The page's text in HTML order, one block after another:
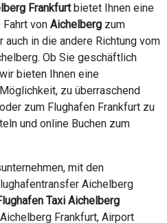
Frankfurtbietet Ihnen eine
von Aichelberg zum
auch in die andere Richtung vom
Ob Sie geschäftlich
bieten Ihnen eine
zu überraschend
zum Flughafen Frankfurt zu
und online Buchen zum
mit den
Aichelberg
Taxi Aichelberg
Frankfurt, Airport